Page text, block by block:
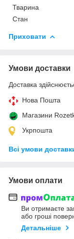
Тварина
Стан
Приховати
Умови доставки
Доставка
Нова Пошта
Магазини
Укрпошта
Всі умови
Умови оплати
Ви отримаєте
або гроші
Детальніше